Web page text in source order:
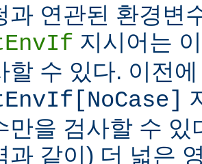
과 연관된 환경변
지시어는
할 수 있다. 이전에
만을 검사할 수 있
과 같이) 더 넓은